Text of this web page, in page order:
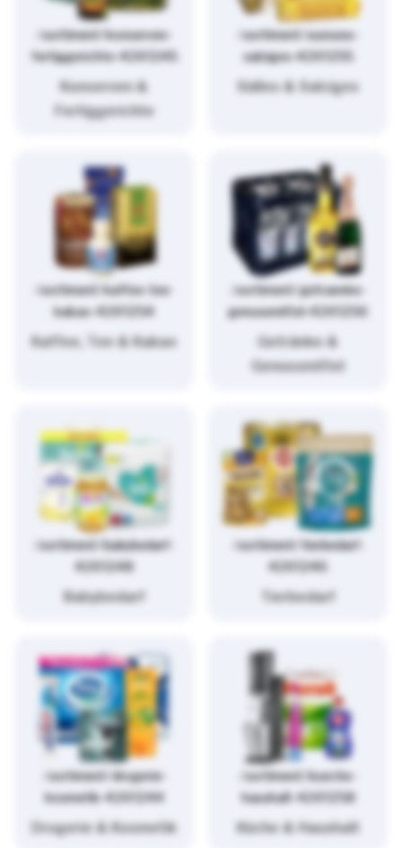
/sortiment/konserven-
fertiggerichte-4261245
Konserven &
Fertiggerichte
/sortiment/suesses-
salziges-4261255
Süßes & Salziges
/sortiment/kaffee-tee-
kakao-4261254
Kaffee, Tee & Kakao
/sortiment/getraenke-
genussmittel-4261256
Getränke &
Genussmittel
/sortiment/babybedarf-
4261248
Babybedarf
/sortiment/tierbedarf-
4261246
Tierbedarf
/sortiment/drogerie-
kosmetik-4261244
Drogerie & Kosmetik
/sortiment/kueche-
haushalt-4261258
Küche & Haushalt